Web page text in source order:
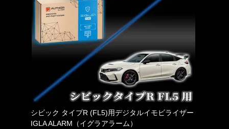
シビック タイプR (FL5)用デジタルイモビライザー
IGLA ALARM（イグラアラーム）